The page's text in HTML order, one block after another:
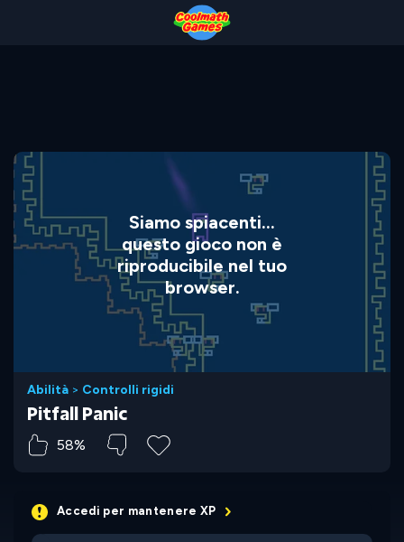
Siamo spiacenti...
questo gioco non è
riproducibile nel tuo
browser.
Abilità > Controlli rigidi
Pitfall Panic
58%
Accedi per mantenere XP